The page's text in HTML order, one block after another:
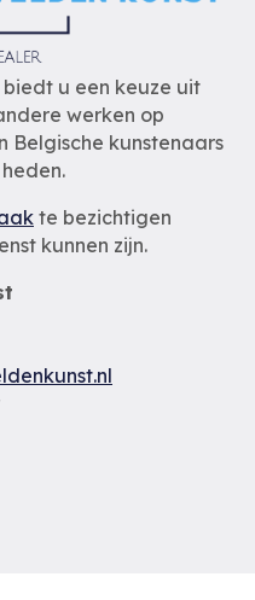
u een keuze uit
werken op
Belgische kunstenaars
te bezichtigen
kunnen zijn.